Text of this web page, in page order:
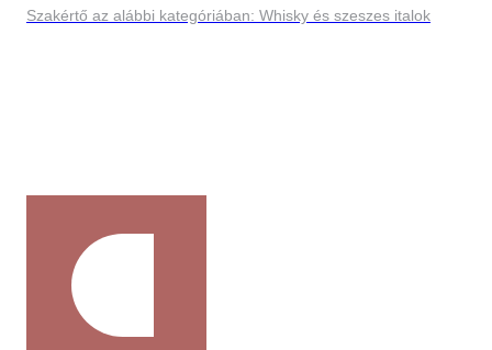
Szakértő az alábbi kategóriában: Whisky és szeszes italok